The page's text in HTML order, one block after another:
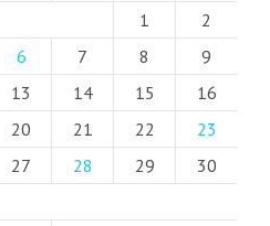
1
2
6 7 8
9
13 14 15
16
20 21 22
23
27 28 29
30